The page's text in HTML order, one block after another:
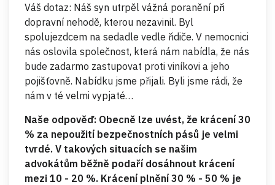
Váš dotaz: Náš syn utrpěl vážná poranění při
dopravní nehodě, kterou nezavinil. Byl
spolujezdcem na sedadle vedle řidiče. V nemocnici
nás oslovila společnost, která nám nabídla, že nás
bude zadarmo zastupovat proti viníkovi a jeho
pojišťovně. Nabídku jsme přijali. Byli jsme rádi, že
nám v té velmi vypjaté…
Naše odpověď: Obecně lze uvést, že krácení 30
% za nepoužití bezpečnostních pásů je velmi
tvrdé. V takových situacích se našim
advokátům běžně podaří dosáhnout krácení
mezi 10 - 20 %. Krácení plnění 30 % - 50 % je